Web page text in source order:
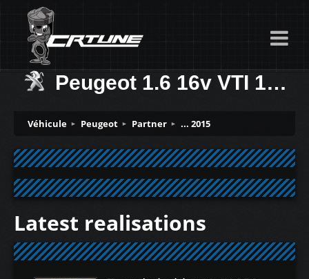
Peugeot 1.6 16v VTI 120ch
Véhicule Peugeot Partner ... 2015
Latest realisations